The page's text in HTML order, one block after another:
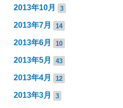
2013年10月 3
2013年7月 14
2013年6月 10
2013年5月 43
2013年4月 12
2013年3月 3